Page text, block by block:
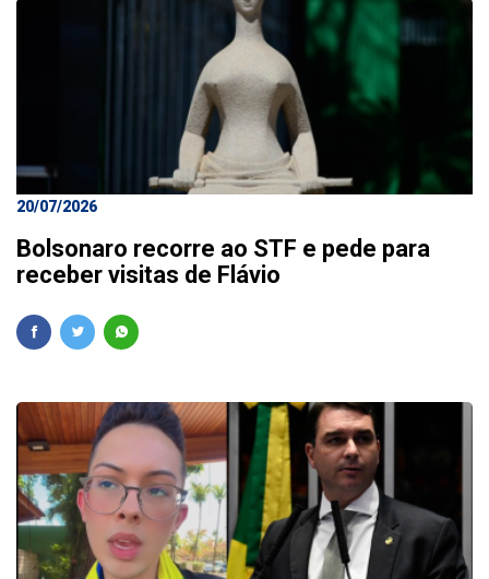
20/07/2026
Bolsonaro recorre ao STF e pede para
receber visitas de Flávio